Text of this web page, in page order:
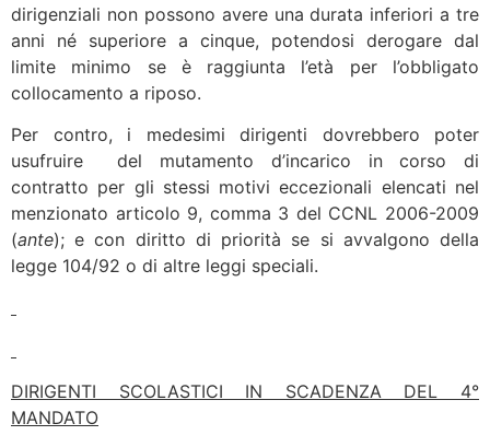
dirigenziali non possono avere una durata inferiori a tre
anni né superiore a cinque, potendosi derogare dal
limite minimo se è raggiunta l’età per l’obbligato
collocamento a riposo.
Per contro, i medesimi dirigenti dovrebbero poter
usufruire del mutamento d’incarico in corso di
contratto per gli stessi motivi eccezionali elencati nel
menzionato articolo 9, comma 3 del CCNL 2006-2009
(ante); e con diritto di priorità se si avvalgono della
legge 104/92 o di altre leggi speciali.
DIRIGENTI SCOLASTICI IN SCADENZA DEL 4°
MANDATO